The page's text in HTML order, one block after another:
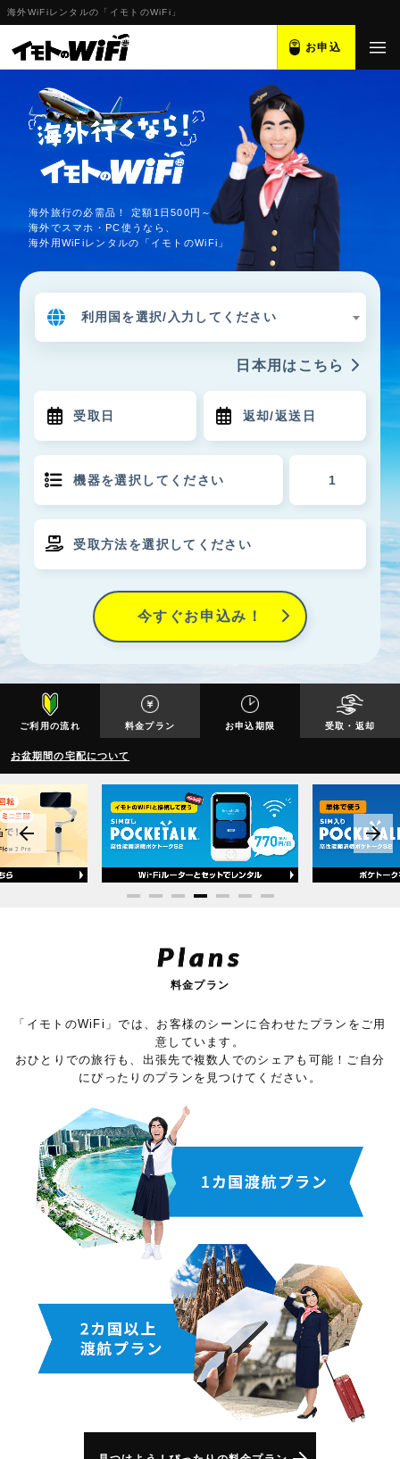
海外WiFiレンタルの「イモトのWiFi」
お申込
海外旅行の必需品！ 定額1日500円～
海外でスマホ・PC使うなら、
海外用WiFiレンタルの「イモトのWiFi」
利用国を選択/入力してください
日本用はこちら
今すぐお申込み！
ご利用の流れ 料金プラン お申込期限 受取・返却
お盆期間の宅配について
Plans
料金プラン
「イモトのWiFi」では、お客様のシーンに合わせたプランをご用
意しています。
おひとりでの旅行も、出張先で複数人でのシェアも可能！ご自分
にぴったりのプランを見つけてください。